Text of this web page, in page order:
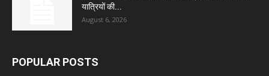
यात्रियों की...
August 6, 2026
POPULAR POSTS